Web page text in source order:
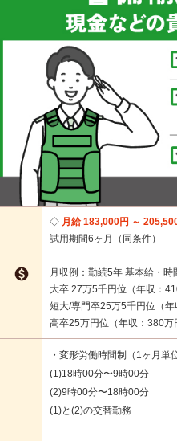

月給 183,000円 ～
試用期間6ヶ月（同条件）
月収例：勤続5年 基本給・時
大卒 27万5千円位（年収：
短大/専門卒25万5千円位（年
高卒25万円位（年収：380万
・変形労働時間制（1ヶ月単位
(1)18時00分〜9時00分
(2)9時00分〜18時00分
(1)と(2)の交替勤務